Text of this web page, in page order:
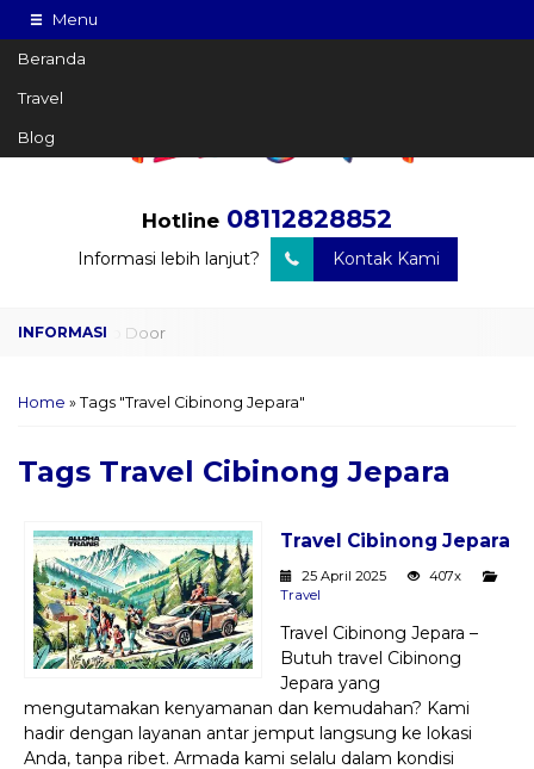
Menu
Beranda
Travel
Blog
Hotline 08112828852
Informasi lebih lanjut? Kontak Kami
Travel Door to Door
Sewa Mobil Plus Driver
Paket Kilat
Pengiriman Barang
Home » Tags "Travel Cibinong Jepara"
Tags Travel Cibinong Jepara
Travel Cibinong Jepara
25 April 2025
407x
Travel
Travel Cibinong Jepara –
Butuh travel Cibinong
Jepara yang
mengutamakan kenyamanan dan kemudahan? Kami
hadir dengan layanan antar jemput langsung ke lokasi
Anda, tanpa ribet. Armada kami selalu dalam kondisi